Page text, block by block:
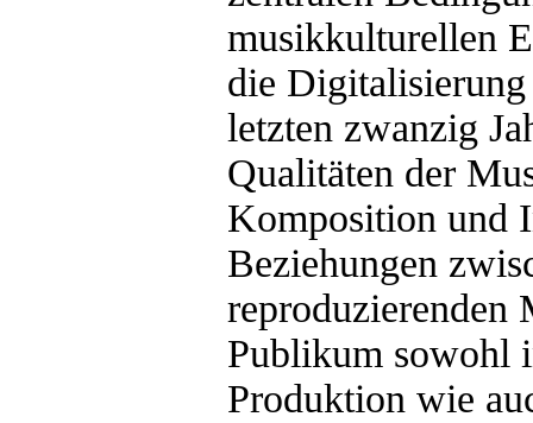
musikkulturellen
die
letzten zwanzig
Qualitäten der
Komposition und
Beziehungen
reproduzierenden
Publikum sowohl
Produktion wie